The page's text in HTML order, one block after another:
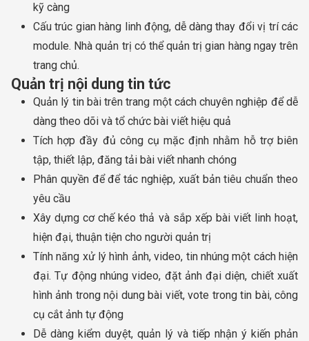
kỹ càng
Cấu trúc gian hàng linh động, dễ dàng thay đổi vị trí các
module. Nhà quản trị có thể quản trị gian hàng ngay trên
trang chủ.
Quản trị nội dung tin tức
Quản lý tin bài trên trang một cách chuyên nghiệp để dễ
dàng theo dõi và tổ chức bài viết hiệu quả
Tích hợp đầy đủ công cụ mặc định nhằm hỗ trợ biên
tập, thiết lập, đăng tải bài viết nhanh chóng
Phân quyền để để tác nghiệp, xuất bản tiêu chuẩn theo
yêu cầu
Xây dựng cơ chế kéo thả và sắp xếp bài viết linh hoạt,
hiện đại, thuận tiện cho người quản trị
Tính năng xử lý hình ảnh, video, tin nhúng một cách hiện
đại. Tự động nhúng video, đặt ảnh đại diện, chiết xuất
hình ảnh trong nội dung bài viết, vote trong tin bài, công
cụ cắt ảnh tự động
Dễ dàng kiểm duyệt, quản lý và tiếp nhận ý kiến phản